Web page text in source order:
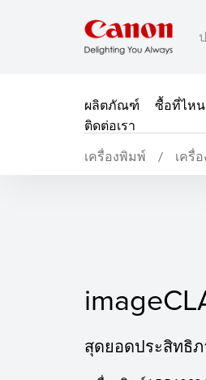
ผลิตภัณฑ์ ซื้อที่ไหน
ติดต่อเรา
เครื่องพิมพ์ เครื่
สุดยอดประสิทธิ